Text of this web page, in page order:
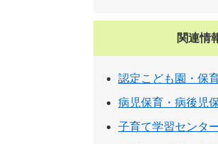
関連情
認定こども園・保
病児保育・病後児
子育て学習センタ